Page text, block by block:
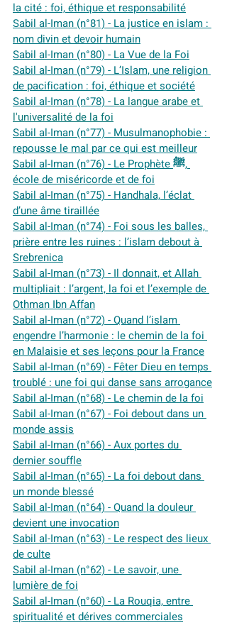
la cité : foi, éthique et responsabilité
Sabil al-Iman (n°81) - La justice en islam :
nom divin et devoir humain
Sabil al-Iman (n°80) - La Vue de la Foi
Sabil al-Iman (n°79) - L’Islam, une religion
de pacification : foi, éthique et société
Sabil al-Iman (n°78) - La langue arabe et
l'universalité de la foi
Sabil al-Iman (n°77) - Musulmanophobie :
repousse le mal par ce qui est meilleur
Sabil al-Iman (n°76) - Le Prophète ﷺ,
école de miséricorde et de foi
Sabil al-Iman (n°75) - Handhala, l’éclat
d’une âme tiraillée
Sabil al-Iman (n°74) - Foi sous les balles,
prière entre les ruines : l’islam debout à
Srebrenica
Sabil al-Iman (n°73) - Il donnait, et Allah
multipliait : l’argent, la foi et l’exemple de
Othman Ibn Affan
Sabil al-Iman (n°72) - Quand l’islam
engendre l’harmonie : le chemin de la foi
en Malaisie et ses leçons pour la France
Sabil al-Iman (n°69) - Fêter Dieu en temps
troublé : une foi qui danse sans arrogance
Sabil al-Iman (n°68) - Le chemin de la foi
Sabil al-Iman (n°67) - Foi debout dans un
monde assis
Sabil al-Iman (n°66) - Aux portes du
dernier souffle
Sabil al-Iman (n°65) - La foi debout dans
un monde blessé
Sabil al-Iman (n°64) - Quand la douleur
devient une invocation
Sabil al-Iman (n°63) - Le respect des lieux
de culte
Sabil al-Iman (n°62) - Le savoir, une
lumière de foi
Sabil al-Iman (n°60) - La Rouqia, entre
spiritualité et dérives commerciales